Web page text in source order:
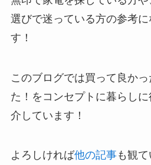
選びで迷っている方の参考
す！
このブログでは買って良か
た！をコンセプトに暮らし
介しています！
よろしければ他の記事も観て